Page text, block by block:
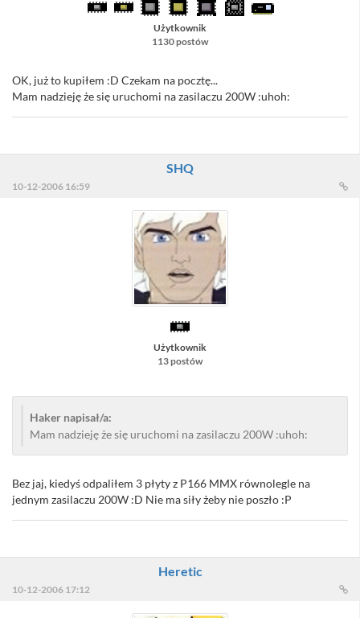
Użytkownik
1130 postów
OK, już to kupiłem :D Czekam na pocztę...
Mam nadzieję że się uruchomi na zasilaczu 200W :uhoh:
SHQ
10-12-2006 16:59
Użytkownik
13 postów
Haker napisał/a:
Mam nadzieję że się uruchomi na zasilaczu 200W :uhoh:
Bez jaj, kiedyś odpaliłem 3 płyty z P166 MMX równolegle na
jednym zasilaczu 200W :D Nie ma siły żeby nie poszło :P
Heretic
10-12-2006 17:12